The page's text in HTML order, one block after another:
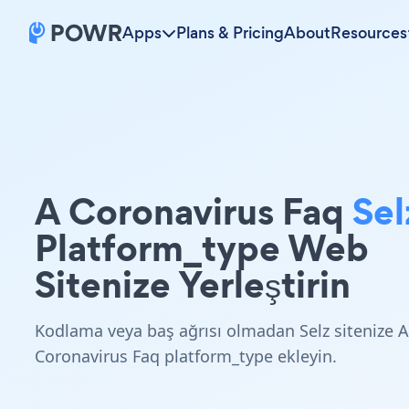
Apps Plans & PricingAboutResources
A Coronavirus Faq
Platform_type Web
Sitenize Yerleştirin
Kodlama veya baş ağrısı olmadan Selz sitenize A
Coronavirus Faq platform_type ekleyin.